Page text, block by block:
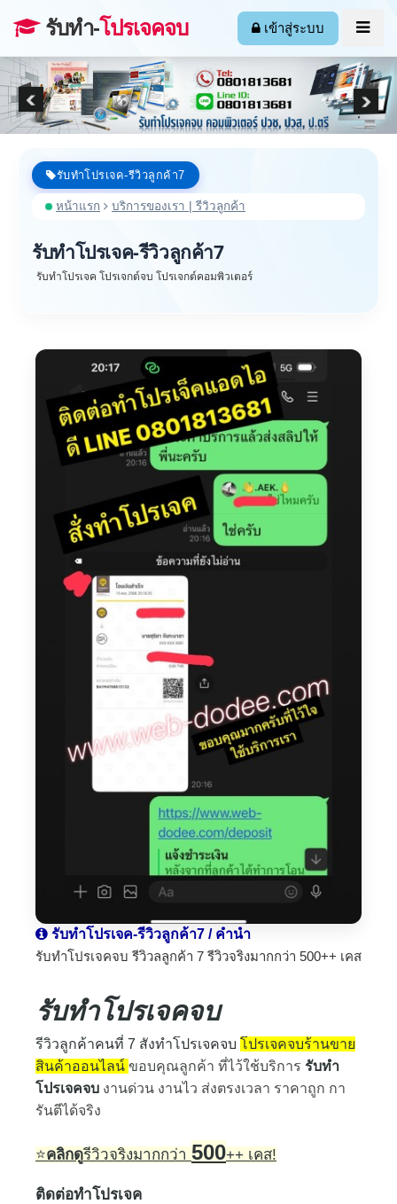
รับทำ-โปรเจคจบ เข้าสู่ระบบ
รับทำโปรเจค-รีวิวลูกค้า7
หน้าแรก บริการของเรา | รีวิวลูกค้า
รับทำโปรเจค-รีวิวลูกค้า7
รับทำโปรเจค โปรเจกต์จบ โปรเจกต์คอมพิวเตอร์
รับทำโปรเจค-รีวิวลูกค้า7 / คำนำ
รับทำโปรเจคจบ รีวิวลลูกค้า 7 รีวิวจริงมากกว่า 500++ เคส
รับทำโปรเจคจบ
รีวิวลูกค้าคนที่ 7 สังทำโปรเจคจบ โปรเจคจบร้านขาย
สินค้าออนไลน์ ขอบคุณลูกค้า ที่ไว้ใช้บริการ รับทำ
โปรเจคจบ งานด่วน งานไว ส่งตรงเวลา ราคาถูก กา
รันตีได้จริง
⭐คลิกดูรีวิวจริงมากกว่า 500++ เคส!
ติดต่อทำโปรเจค